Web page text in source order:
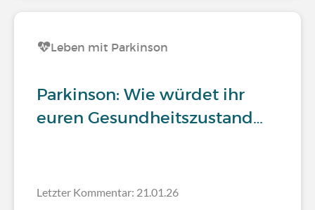
Leben mit Parkinson
Parkinson: Wie würdet ihr
euren Gesundheitszustand…
Letzter Kommentar: 21.01.26